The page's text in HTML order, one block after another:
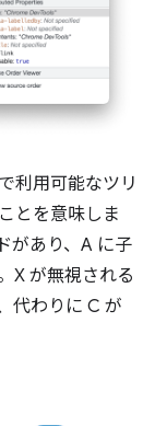
利用可能なツリ
とを意味しま
があり、A に子
X が無視される
代わりに C が